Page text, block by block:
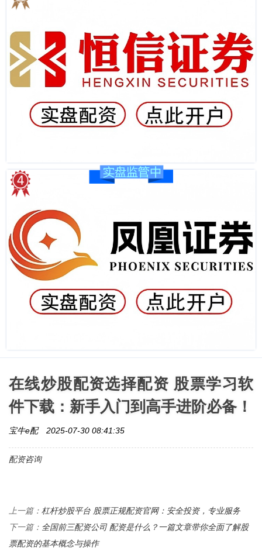
在线炒股配资选择配资 股票学习软
件下载：新手入门到高手进阶必备！
宝牛e配 2025-07-30 08:41:35
配资咨询
上一篇： 杠杆炒股平台 股票正规配资官网：安全投资，专业服务
下一篇： 全国前三配资公司 配资是什么？一篇文章带你全面了解股
票配资的基本概念与操作